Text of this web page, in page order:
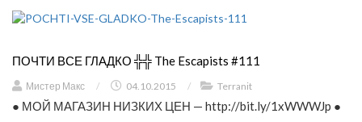
ПОЧТИ ВСЕ ГЛАДКО ╬╬ The Escapists #111
Мистер Макс / 04.10.2015 / Terranit
● МОЙ МАГАЗИН НИЗКИХ ЦЕН — http://bit.ly/1xWWWJp ●